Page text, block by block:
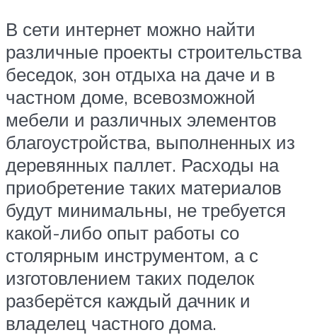
В сети интернет можно найти
различные проекты строительства
беседок, зон отдыха на даче и в
частном доме, всевозможной
мебели и различных элементов
благоустройства, выполненных из
деревянных паллет. Расходы на
приобретение таких материалов
будут минимальны, не требуется
какой-либо опыт работы со
столярным инструментом, а с
изготовлением таких поделок
разберётся каждый дачник и
владелец частного дома.